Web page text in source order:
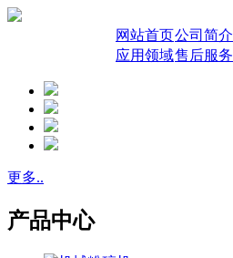
网站首页公司简介
应用领域售后服务
更多..
产品中心